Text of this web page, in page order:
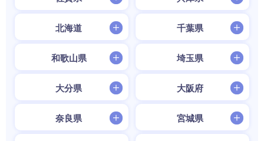
北海道 千葉県
和歌山県 埼玉県
大分県 大阪府
奈良県 宮城県